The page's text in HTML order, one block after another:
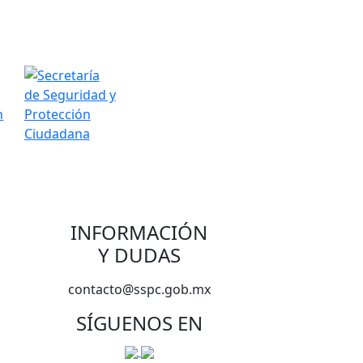
INFORMACIÓN
Y DUDAS
contacto@sspc.gob.mx
SÍGUENOS EN